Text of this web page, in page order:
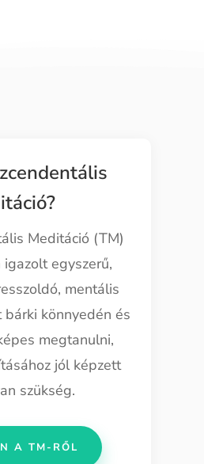
Meditáció (TM)
egyszerű,
mentális
könnyedén és
megtanulni,
jól képzett
szükség.
A TM-RŐL